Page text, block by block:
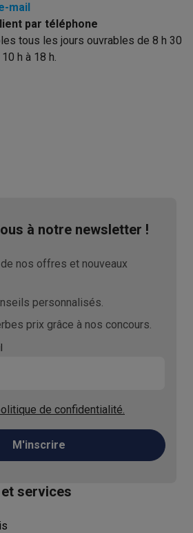
mail
par téléphone
tous les jours ouvrables de 8 h 30
h à 18 h.
à notre newsletter !
nos offres et nouveaux
personnalisés.
prix grâce à nos concours.
de confidentialité.
M'inscrire
services